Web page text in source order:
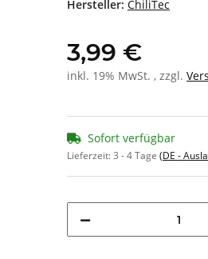
Hersteller: ChiliTec
3,99 €
inkl. 19% MwSt. , zzgl.
Sofort verfügbar
Lieferzeit:3 - 4 Tage (DE -